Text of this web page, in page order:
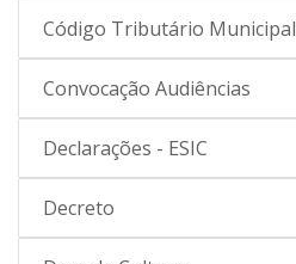
Código Tributário Municipal
Convocação Audiências
Declarações - ESIC
Decreto